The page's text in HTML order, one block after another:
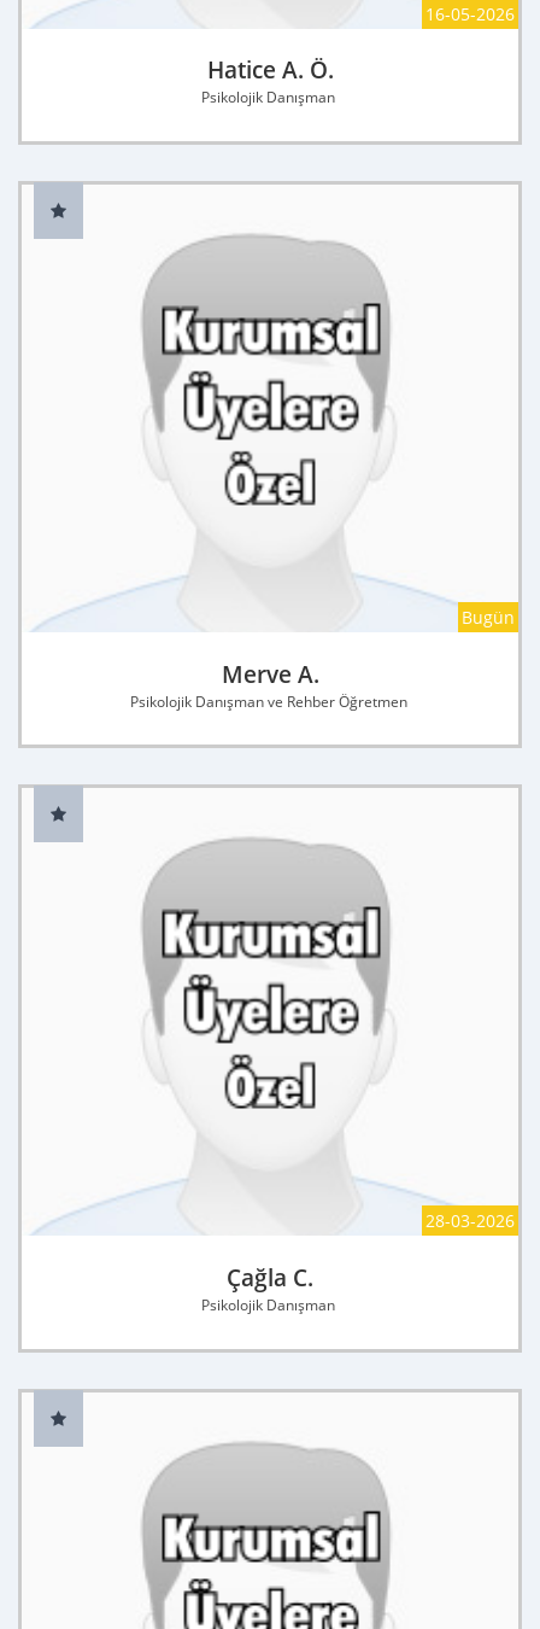
16-05-2026
Hatice A. Ö.
Psikolojik Danışman
Bugün
Merve A.
Psikolojik Danışman ve Rehber Öğretmen
28-03-2026
Çağla C.
Psikolojik Danışman